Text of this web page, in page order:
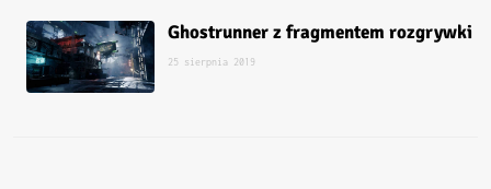
Ghostrunner z fragmentem rozgrywki
25 sierpnia 2019